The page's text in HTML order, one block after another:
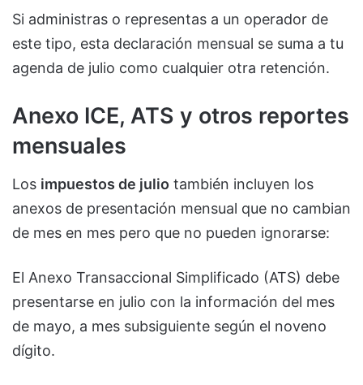
Si administras o representas a un operador de
este tipo, esta declaración mensual se suma a tu
agenda de julio como cualquier otra retención.
Anexo ICE, ATS y otros reportes
mensuales
Los impuestos de julio también incluyen los
anexos de presentación mensual que no cambian
de mes en mes pero que no pueden ignorarse:
El Anexo Transaccional Simplificado (ATS) debe
presentarse en julio con la información del mes
de mayo, a mes subsiguiente según el noveno
dígito.